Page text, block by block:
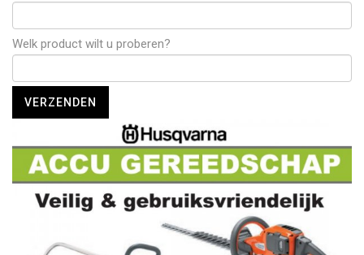
Welk product wilt u proberen?